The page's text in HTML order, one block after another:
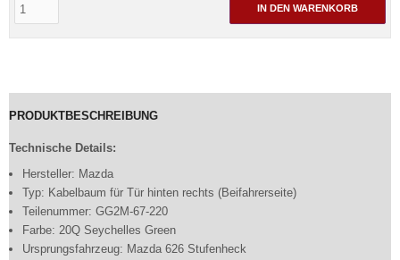
IN DEN WARENKORB
PRODUKTBESCHREIBUNG
Technische Details:
Hersteller: Mazda
Typ: Kabelbaum für Tür hinten rechts (Beifahrerseite)
Teilenummer: GG2M-67-220
Farbe: 20Q Seychelles Green
Ursprungsfahrzeug: Mazda 626 Stufenheck